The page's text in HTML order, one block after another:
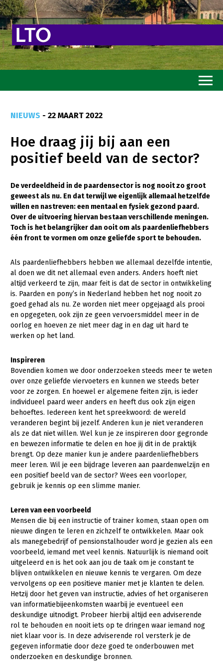
Goed eten
Mooi groen
Sterk ondernemerschap
Transitiepaden
Thema’s
Gezonde planten
Gezonde dieren
Natuur, klimaat en energie
Bodem en water
Platteland en omgeving
Mens, ondernemerschap en onderwijs
Sectoren
Dier
Biologische Landbouw
Geitenhouderij
Kalverhouderij
Konijnenhouderij
Melkveehouderij
Pluimveehouderij
Schapenhouderij
Varkenshouderij
Vleesveehouderij
Plant
Akkerbouw
Biologische Landbouw
Bollenteelt
Bomen, vaste planten en zomerbloemen
Glastuinbouw
Paddenstoelen
Vollegrondsgroente
Multifunctionele landbouw
Multifunctioneel
Vrouw en Bedrijf
Onderwerpen
Nieuwsabonnement
Webinars
Over LTO
LTO Nederland
Mensen
Bestuur en Directie
Medewerkers
Vakgroepbestuurders
Jaarverslag 2023
Vacatures
Pers
Contact
NIEUWS - 22 MAART 2022
Hoe draag jij bij aan een
positief beeld van de sector?
De verdeeldheid in de paardensector is nog nooit zo groot
geweest als nu. En dat terwijl we eigenlijk allemaal hetzelfde
willen en nastreven: een mentaal en fysiek gezond paard.
Over de uitvoering hiervan bestaan verschillende meningen.
Toch is het belangrijker dan ooit om als paardenliefhebbers
één front te vormen om onze geliefde sport te behouden.
Als paardenliefhebbers hebben we allemaal dezelfde intentie,
al doen we dit net allemaal even anders. Anders hoeft niet
altijd verkeerd te zijn, maar feit is dat de sector in ontwikkeling
is. Paarden en pony’s in Nederland hebben het nog nooit zo
goed gehad als nu. Ze worden niet meer opgejaagd als prooi
en opgegeten, ook zijn ze geen vervoersmiddel meer in de
oorlog en hoeven ze niet meer dag in en dag uit hard te
werken op het land.
Inspireren
Bovendien komen we door onderzoeken steeds meer te weten
over onze geliefde viervoeters en kunnen we steeds beter
voor ze zorgen. En hoewel er algemene feiten zijn, is ieder
individueel paard weer anders en heeft dus ook zijn eigen
behoeftes. Iedereen kent het spreekwoord: de wereld
veranderen begint bij jezelf. Anderen kun je niet veranderen
als ze dat niet willen. Wel kun je ze inspireren door gegronde
en bewezen informatie te delen en hoe jij dit in de praktijk
brengt. Op deze manier kun je andere paardenliefhebbers
meer leren. Wil je een bijdrage leveren aan paardenwelzijn en
een positief beeld van de sector? Wees een voorloper,
gebruik je kennis op een slimme manier.
Leren van een voorbeeld
Mensen die bij een instructie of trainer komen, staan open om
nieuwe dingen te leren en zichzelf te ontwikkelen. Maar ook
als manegebedrijf of pensionstalhouder word je gezien als een
voorbeeld, iemand met veel kennis. Natuurlijk is niemand ooit
uitgeleerd en is het ook aan jou de taak om je constant te
blijven ontwikkelen en nieuwe kennis te vergaren. Om deze
vervolgens op een positieve manier met je klanten te delen.
Hetzij door het geven van instructie, advies of het organiseren
van informatiebijeenkomsten waarbij je eventueel een
deskundige uitnodigt. Probeer hierbij altijd een adviserende
rol te behouden en nooit iets op te dringen waar iemand nog
niet klaar voor is. In deze adviserende rol versterk je de
gegeven informatie door deze goed te onderbouwen met
onderzoeken en deskundige bronnen.